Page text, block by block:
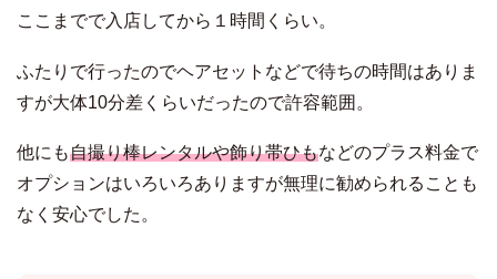
ここまでで入店してから１時間くらい。
ふたりで行ったのでヘアセットなどで待ちの時間はありま
すが大体10分差くらいだったので許容範囲。
他にも自撮り棒レンタルや飾り帯ひもなどのプラス料金で
オプションはいろいろありますが無理に勧められることも
なく安心でした。